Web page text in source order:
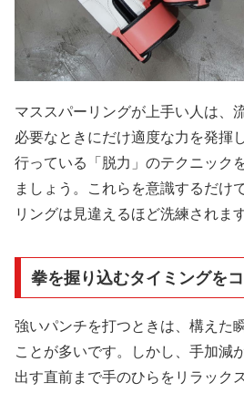
マススパーリングが上手い人は、
必要なときにだけ適度な力を発揮
行っている「脱力」のテクニック
ましょう。これらを意識するだけ
リングは見違えるほど洗練されます
拳を握り込むタイミングを
強いパンチを打つときは、構えた
ことが多いです。しかし、手加減
出す直前まで手のひらをリラック